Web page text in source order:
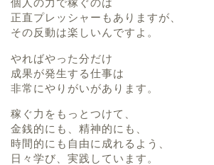
個人の力で稼ぐのは
正直プレッシャーもありますが、
その反動は楽しいんですよ。
やればやった分だけ
成果が発生する仕事は
非常にやりがいがあります。
稼ぐ力をもっとつけて、
金銭的にも、精神的にも、
時間的にも自由に成れるよう、
日々学び、実践しています。